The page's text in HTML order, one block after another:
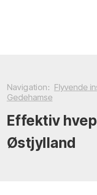
Navigation: Flyvende
Gedehamse
Effektiv
Østjylland